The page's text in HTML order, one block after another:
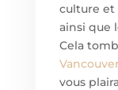
culture et
ainsi que
Cela
vous